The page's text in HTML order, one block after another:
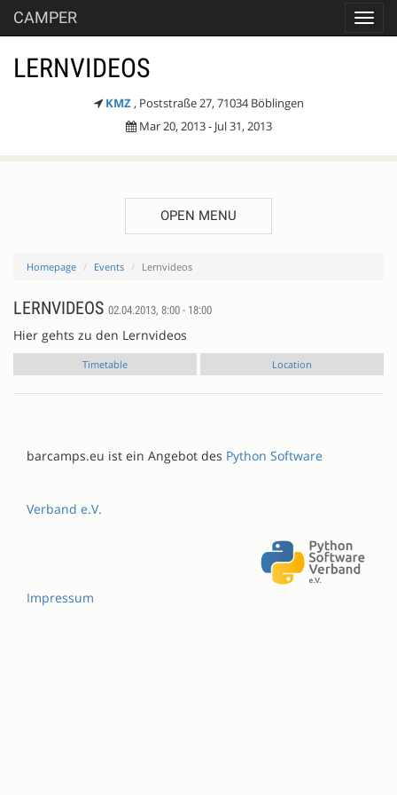
CAMPER
LERNVIDEOS
KMZ , Poststraße 27, 71034 Böblingen
Mar 20, 2013 - Jul 31, 2013
OPEN MENU
Homepage Events Lernvideos
LERNVIDEOS 02.04.2013, 8:00 - 18:00
Hier gehts zu den Lernvideos
Timetable Location
barcamps.eu ist ein Angebot des Python Software
Verband e.V.
Impressum